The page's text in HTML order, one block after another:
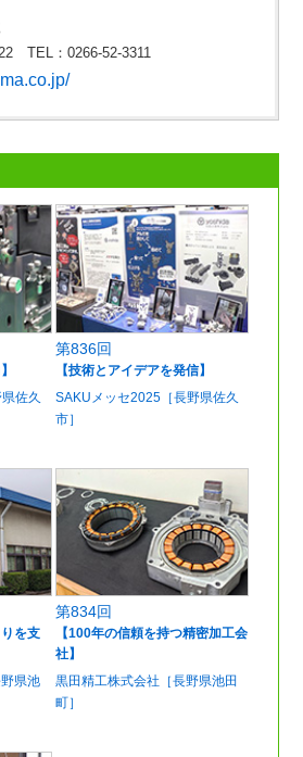
TEL：0266-52-3311
佐久
第836回
【技術とアイデアを発信】
SAKUメッセ2025［長野県佐久
市］
を支
県池
第834回
【100年の信頼を持つ精密加工会
社】
黒田精工株式会社［長野県池田
町］